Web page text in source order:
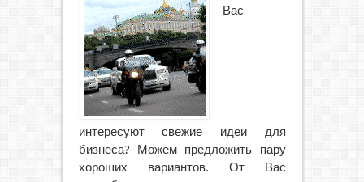
Вас
интересуют свежие идеи для
бизнеса? Можем предложить пару
хороших вариантов. От Вас